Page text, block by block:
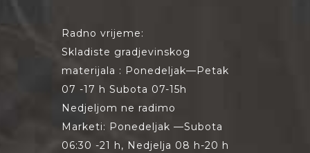
Radno vrijeme:
Skladiste gradjevinskog
materijala : Ponedeljak—Petak
07 -17 h Subota 07-15h
Nedjeljom ne radimo
Marketi: Ponedeljak —Subota
06:30 -21 h, Nedjelja 08 h-20 h